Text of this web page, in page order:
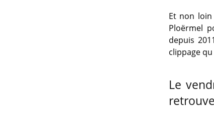
Et non loin
Ploërmel
depuis
clippage
Le